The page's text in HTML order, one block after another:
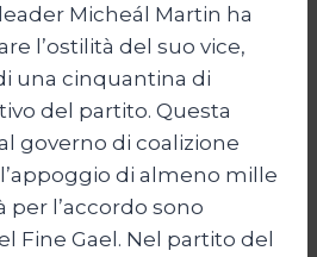
Micheál Martin ha
l’ostilità del suo vice,
una cinquantina di
del partito. Questa
governo di coalizione
di almeno mille
per l’accordo sono
Fine Gael. Nel partito del